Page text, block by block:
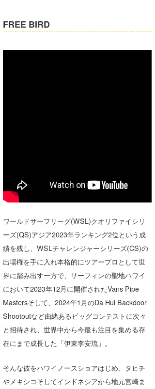
FREE BIRD
ワールドサーフリーグ(WSL)クオリファイシリ
ーズ(QS)アジア2023年ランキング2位という成
績を残し、WSLチャレンジャーシリーズ(CS)の
出場権を手に入れ本格的にツアープロとして世
界に踏み出す一方で、サーフィンの聖地ハワイ
において2023年12月に開催されたVans Pipe
Mastersそして、2024年1月のDa Hui Backdoor
Shootoutなど由緒あるビッグコンテストに次々
と招待され、世界中から今最も注目を集める存
在にまで成長した「伊東李安琉」。
そんな彼をハワイノースショアはじめ、タヒチ
やメキシコそしてインドネシアから地元宮崎ま
Mr.K
chappy
Romisea